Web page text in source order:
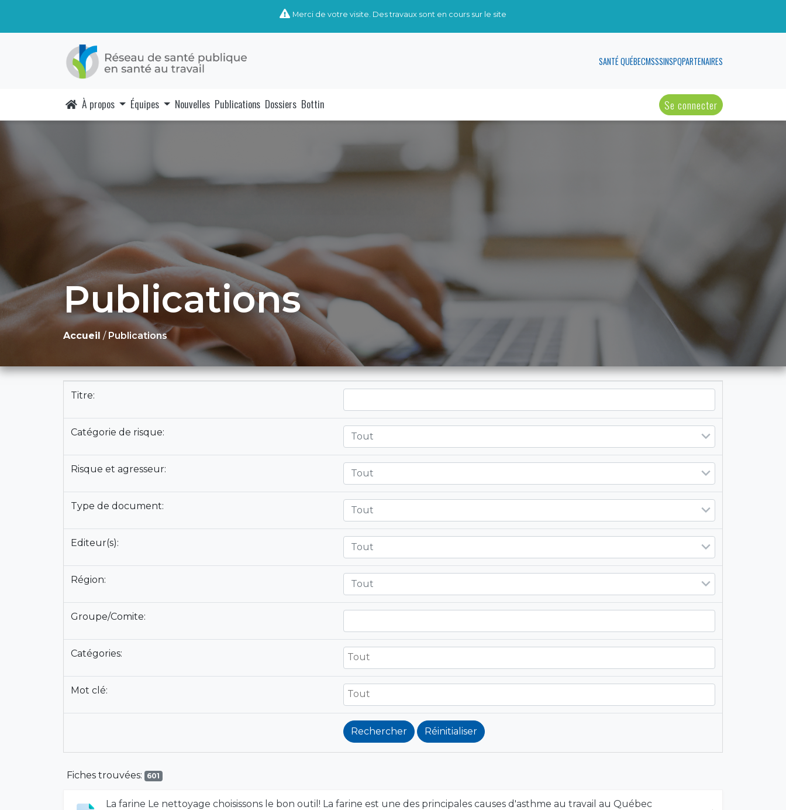
Merci de votre visite. Des travaux sont en cours sur le site
SANTÉ QUÉBECMSSSINSPQPARTENAIRES
À propos Équipes Nouvelles Publications Dossiers Bottin Se connecter
Publications
Accueil / Publications
Titre:
Catégorie de risque: Tout
Risque et agresseur: Tout
Type de document: Tout
Editeur(s): Tout
Région: Tout
Groupe/Comite:
Catégories:
Mot clé:
Fiches trouvées: 601
La farine Le nettoyage choisissons le bon outil! La farine est une des principales causes d'asthme au travail au Québec